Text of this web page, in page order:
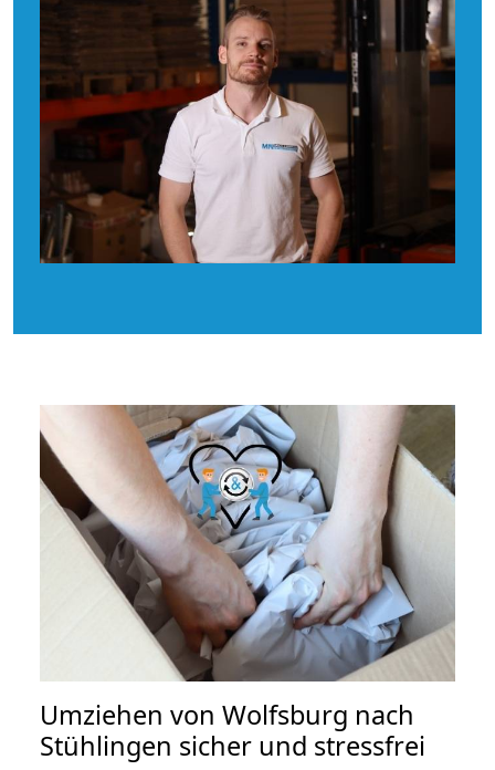
Umziehen von Wolfsburg nach
Stühlingen sicher und stressfrei